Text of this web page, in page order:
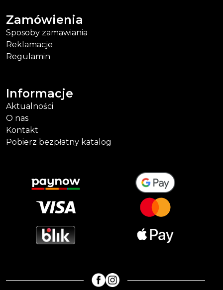
Zamówienia
Sposoby zamawiania
Reklamacje
Regulamin
Informacje
Aktualności
O nas
Kontakt
Pobierz bezpłatny katalog